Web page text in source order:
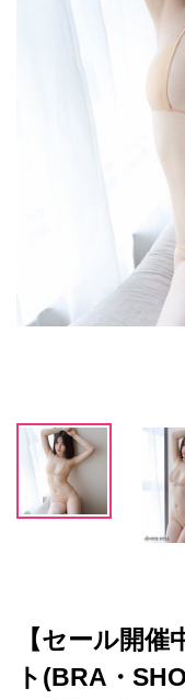
【セール開
ト(BRA・